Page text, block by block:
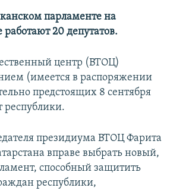
парламенте на
работают 20 депутатов.
центр (ВТОЦ)
(имеется в распоряжении
предстоящих 8 сентября
республики.
президиума ВТОЦ Фарита
вправе выбрать новый,
способный защитить
республики,